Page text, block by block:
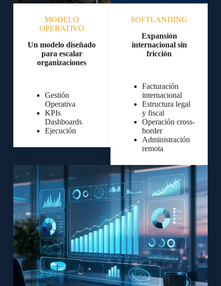
MODELO
OPERATIVO
Un modelo diseñado
para escalar
organizaciones
Gestión
Operativa
KPIs
Dashboards
Ejecución
SOFTLANDING
Expansión
internacional sin
fricción
Facturación
internacional
Estructura legal
y fiscal
Operación cross-
border
Administración
remota